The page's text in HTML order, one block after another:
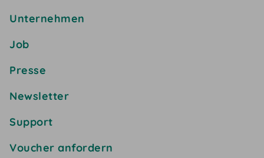
Unternehmen
Job
Presse
Newsletter
Support
Voucher anfordern